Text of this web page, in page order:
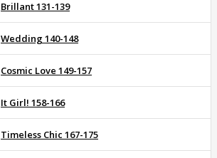
Brillant 131-139
Wedding 140-148
Cosmic Love 149-157
It Girl! 158-166
Timeless Chic 167-175